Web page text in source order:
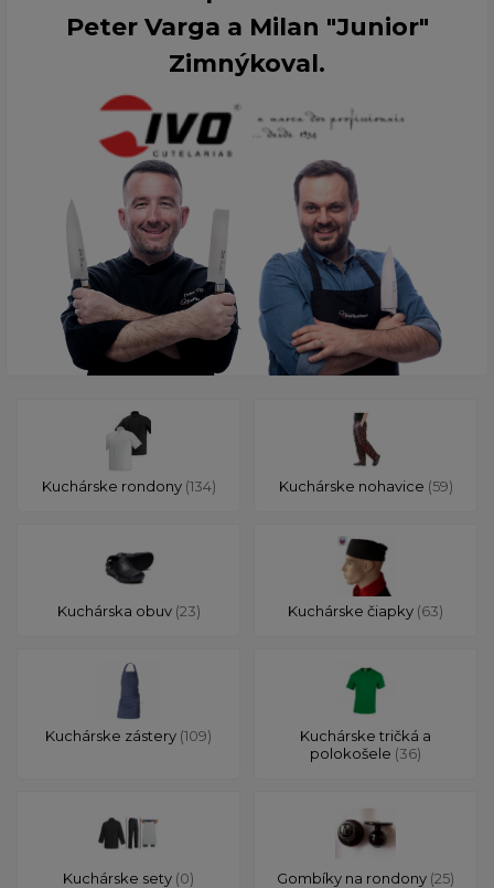
Peter Varga a Milan "Junior"
Zimnýkoval.
Kuchárske rondony (134) Kuchárske nohavice (59)
Kuchárska obuv (23) Kuchárske čiapky (63)
Kuchárske zástery (109)
Kuchárske tričká a
polokošele (36)
Kuchárske sety (0) Gombíky na rondony (25)